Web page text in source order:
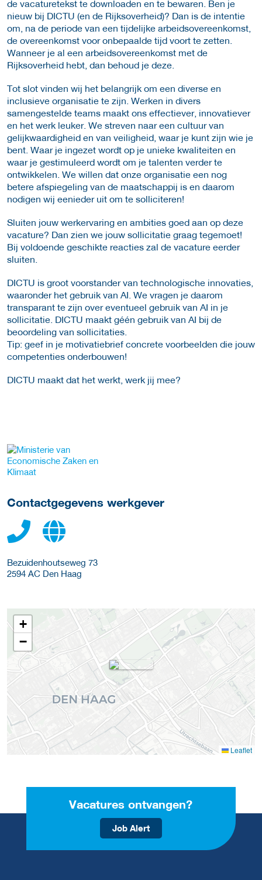
de vacaturetekst te downloaden en te bewaren. Ben je
nieuw bij DICTU (en de Rijksoverheid)? Dan is de intentie
om, na de periode van een tijdelijke arbeidsovereenkomst,
de overeenkomst voor onbepaalde tijd voort te zetten.
Wanneer je al een arbeidsovereenkomst met de
Rijksoverheid hebt, dan behoud je deze.
Tot slot vinden wij het belangrijk om een diverse en
inclusieve organisatie te zijn. Werken in divers
samengestelde teams maakt ons effectiever, innovatiever
en het werk leuker. We streven naar een cultuur van
gelijkwaardigheid en van veiligheid, waar je kunt zijn wie je
bent. Waar je ingezet wordt op je unieke kwaliteiten en
waar je gestimuleerd wordt om je talenten verder te
ontwikkelen. We willen dat onze organisatie een nog
betere afspiegeling van de maatschappij is en daarom
nodigen wij eenieder uit om te solliciteren!
Sluiten jouw werkervaring en ambities goed aan op deze
vacature? Dan zien we jouw sollicitatie graag tegemoet!
Bij voldoende geschikte reacties zal de vacature eerder
sluiten.
DICTU is groot voorstander van technologische innovaties,
waaronder het gebruik van AI. We vragen je daarom
transparant te zijn over eventueel gebruik van AI in je
sollicitatie. DICTU maakt géén gebruik van AI bij de
beoordeling van sollicitaties.
Tip: geef in je motivatiebrief concrete voorbeelden die jouw
competenties onderbouwen!
DICTU maakt dat het werkt, werk jij mee?
Meer werkgever details
Contactgegevens werkgever
Bezuidenhoutseweg 73
2594 AC Den Haag
+
−
Leaflet
Vacatures ontvangen?
Job Alert